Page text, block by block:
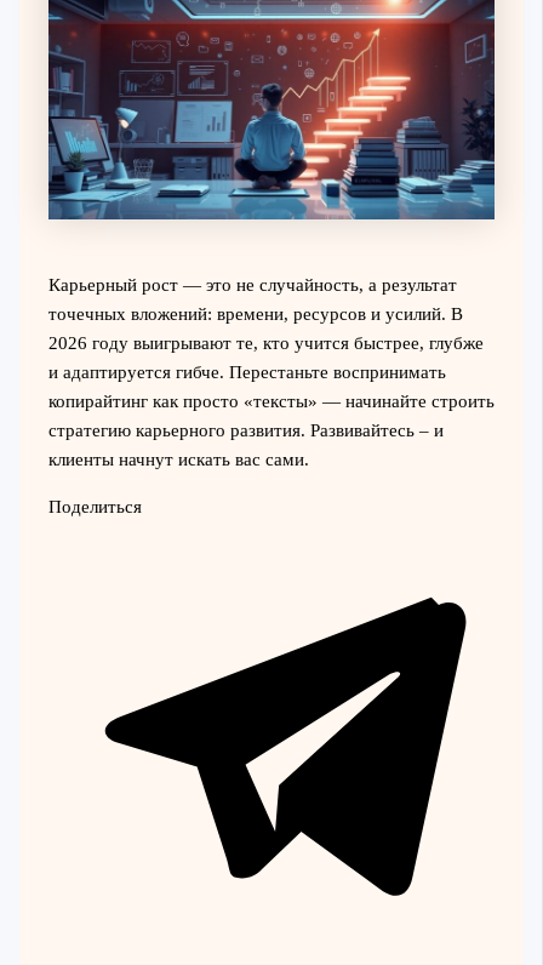
Карьерный рост — это не случайность, а результат
точечных вложений: времени, ресурсов и усилий. В
2026 году выигрывают те, кто учится быстрее, глубже
и адаптируется гибче. Перестаньте воспринимать
копирайтинг как просто «тексты» — начинайте строить
стратегию карьерного развития. Развивайтесь – и
клиенты начнут искать вас сами.
Поделиться